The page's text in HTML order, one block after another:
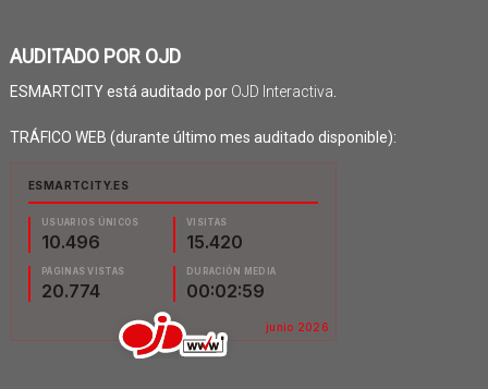
AUDITADO POR OJD
ESMARTCITY está auditado por OJD Interactiva.
TRÁFICO WEB (durante último mes auditado disponible):